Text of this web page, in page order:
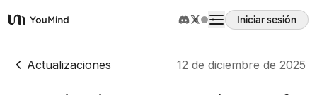
YouMind
Iniciar sesión
Resumen
Actualizaciones 12 de diciembre de 2025